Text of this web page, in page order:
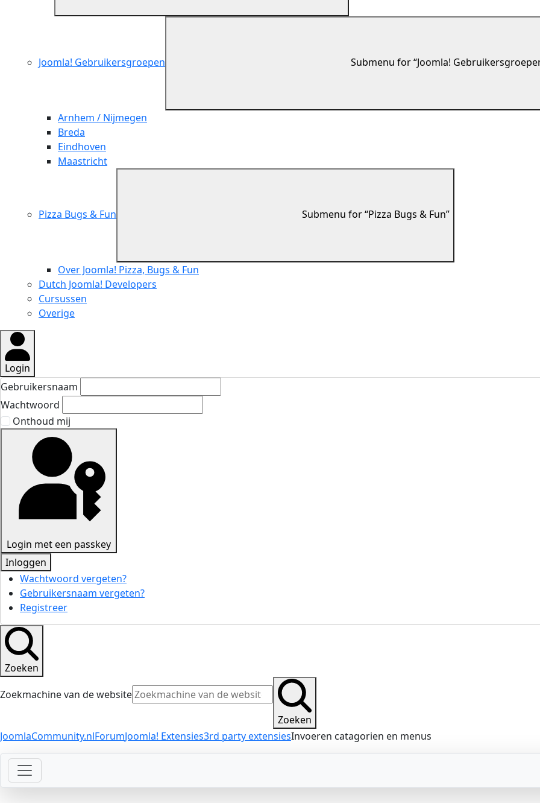
Joomla! Gebruikersgroepen Submenu for “Joomla!
Arnhem / Nijmegen
Breda
Eindhoven
Maastricht
Pizza Bugs & Fun Submenu for “Pizza Bugs & Fun”
Over Joomla! Pizza, Bugs & Fun
Dutch Joomla! Developers
Cursussen
Overige
Login
Gebruikersnaam
Wachtwoord
Onthoud mij
Login met een passkey
Inloggen
Wachtwoord vergeten?
Gebruikersnaam vergeten?
Registreer
Zoeken
Zoekmachine van de website
Zoeken
JoomlaCommunity.nlForumJoomla! Extensies3rd party extensiesInvoeren catagorien en menus